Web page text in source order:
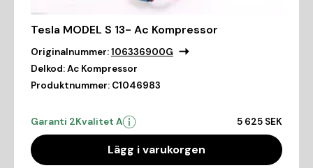
Tesla MODEL S 13- Ac Kompressor
Originalnummer:106336900G
Delkod:Ac Kompressor
Produktnummer: C1046983
Garanti 2Kvalitet A 5 625 SEK
Lägg i varukorgen